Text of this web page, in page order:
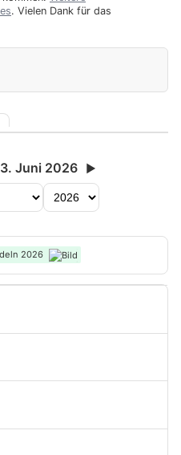
. Vielen Dank für das
Juni 2026 ▶
2026